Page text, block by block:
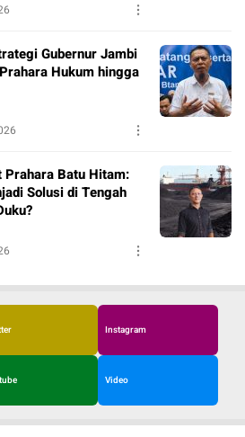
Gubernur Jambi
Hukum hingga
Prahara Batu Hitam:
Solusi di Tengah
Instagram
Video